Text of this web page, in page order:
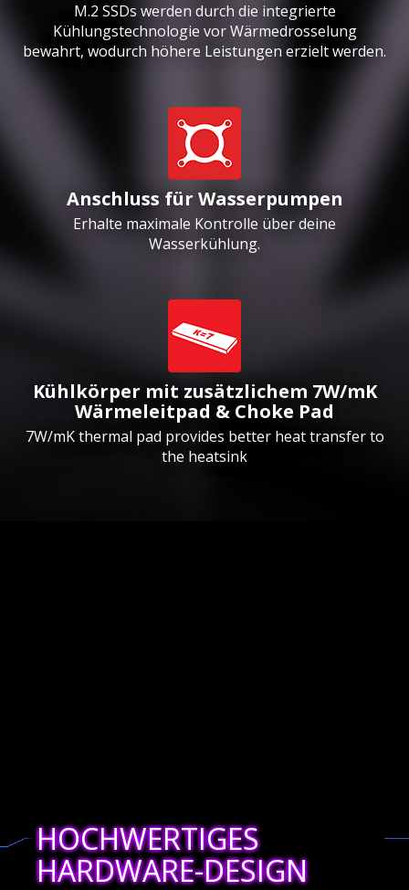
M.2 SSDs werden durch die integrierte
Kühlungstechnologie vor Wärmedrosselung
bewahrt, wodurch höhere Leistungen erzielt werden.
Anschluss für Wasserpumpen
Erhalte maximale Kontrolle über deine
Wasserkühlung.
Kühlkörper mit zusätzlichem 7W/mK
Wärmeleitpad & Choke Pad
7W/mK thermal pad provides better heat transfer to
the heatsink
HOCHWERTIGES
HARDWARE-DESIGN